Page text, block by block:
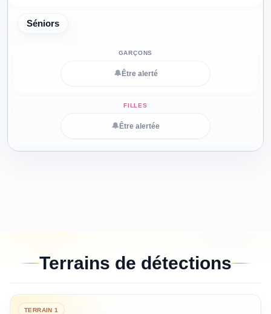
Terrains de détections
TERRAIN1
Séniors
🔔 Être alerté
🔔 Être alertée